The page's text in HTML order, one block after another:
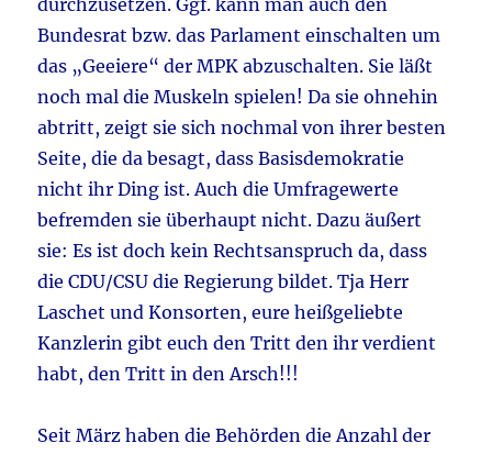
durchzusetzen. Ggf. kann man auch den
Bundesrat bzw. das Parlament einschalten um
das „Geeiere“ der MPK abzuschalten. Sie läßt
noch mal die Muskeln spielen! Da sie ohnehin
abtritt, zeigt sie sich nochmal von ihrer besten
Seite, die da besagt, dass Basisdemokratie
nicht ihr Ding ist. Auch die Umfragewerte
befremden sie überhaupt nicht. Dazu äußert
sie: Es ist doch kein Rechtsanspruch da, dass
die CDU/CSU die Regierung bildet. Tja Herr
Laschet und Konsorten, eure heißgeliebte
Kanzlerin gibt euch den Tritt den ihr verdient
habt, den Tritt in den Arsch!!!
Seit März haben die Behörden die Anzahl der